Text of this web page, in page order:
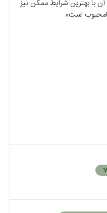
با بهترین شرایط ممکن نیز
است».